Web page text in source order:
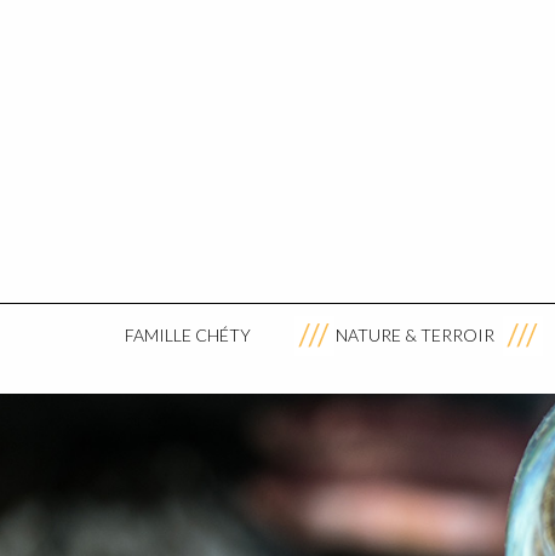
FAMILLE CHÉTY NATURE & TERROIR